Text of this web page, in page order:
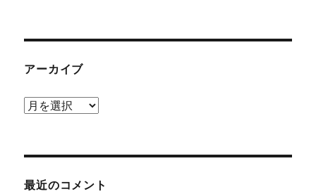
ー
アーカイブ
ア
ブ
最近のコメント